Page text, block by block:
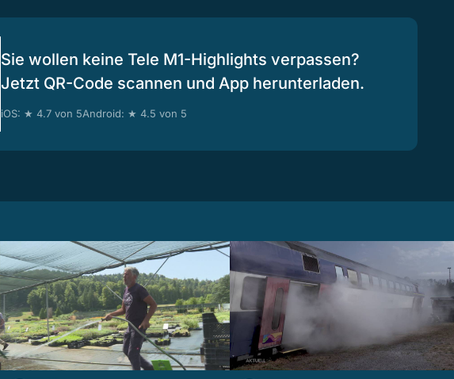
Sie wollen keine Tele M1-Highlights verpassen?
Jetzt QR-Code scannen und App herunterladen.
iOS: ★ 4.7 von 5Android: ★ 4.5 von 5